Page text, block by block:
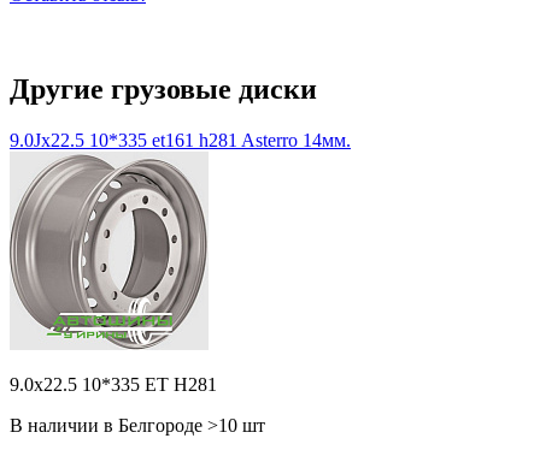
Другие грузовые диски
9.0Jx22.5 10*335 et161 h281 Asterro 14мм.
9.0x22.5 10*335 ET H281
В наличии в Белгороде >10 шт